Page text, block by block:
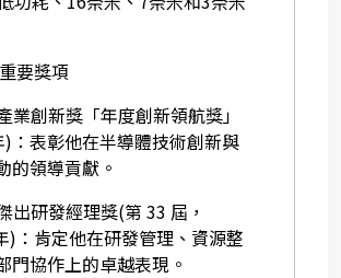
要獎項
業創新獎「年度創新領航獎」
：表彰他在半導體技術創新與
的領導貢獻。
出研發經理獎(第 33 屆，
)：肯定他在研發管理、資源整
門協作上的卓越表現。